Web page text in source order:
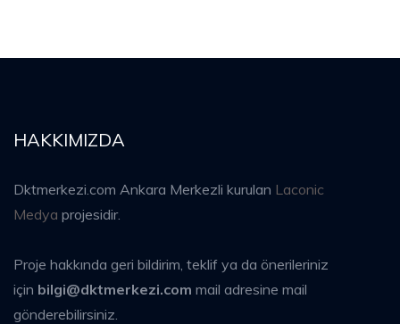
HAKKIMIZDA
Dktmerkezi.com Ankara Merkezli kurulan Laconic
Medya projesidir.
Proje hakkında geri bildirim, teklif ya da önerileriniz
için bilgi@dktmerkezi.com mail adresine mail
gönderebilirsiniz.